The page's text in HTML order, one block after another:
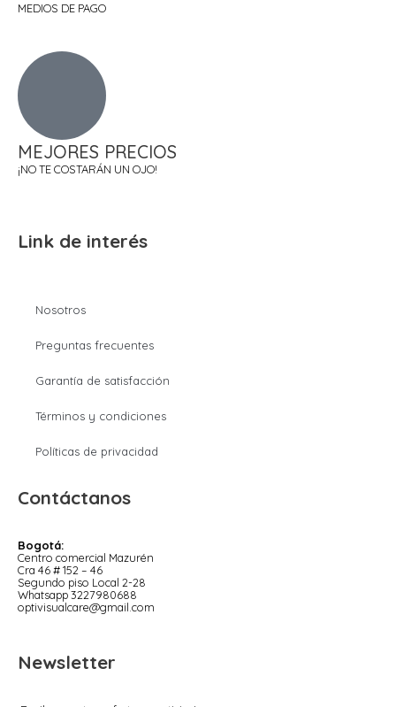
MEDIOS DE PAGO
MEJORES PRECIOS
¡NO TE COSTARÁN UN OJO!
Link de interés
Nosotros
Preguntas frecuentes
Garantía de satisfacción
Términos y condiciones
Políticas de privacidad
Contáctanos
Bogotá:
Centro comercial Mazurén
Cra 46 # 152 – 46
Segundo piso Local 2-28
Whatsapp 3227980688
optivisualcare@gmail.com
Newsletter